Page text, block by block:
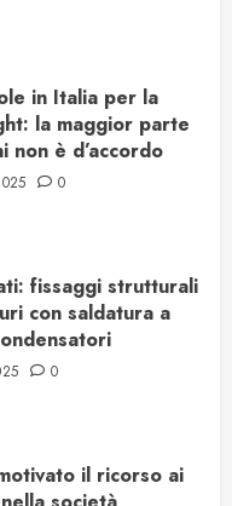
in Italia per la
la maggior parte
non è d’accordo
0
fissaggi strutturali
con saldatura a
0
il ricorso ai